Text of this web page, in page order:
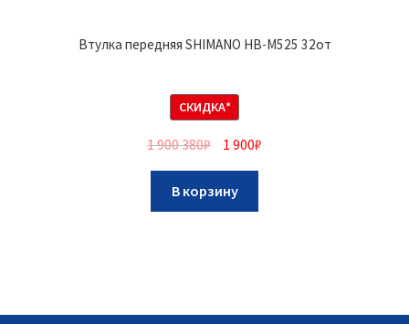
Втулка передняя SHIMANO HB-M525 32от
СКИДКА*
1 900 380₽ 1 900₽
В корзину